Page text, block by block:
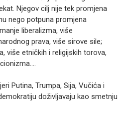
Njegov cilj nije tek promjena
nego potpuna promjena
liberalizma, više
prava, više sirove sile;
više etničkih i religijskih torova,
Putina, Trumpa, Sija, Vučića i
doživljavaju kao smetnju